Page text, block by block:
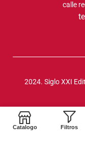
calle
2024. Siglo XXI
Catalogo Filtros